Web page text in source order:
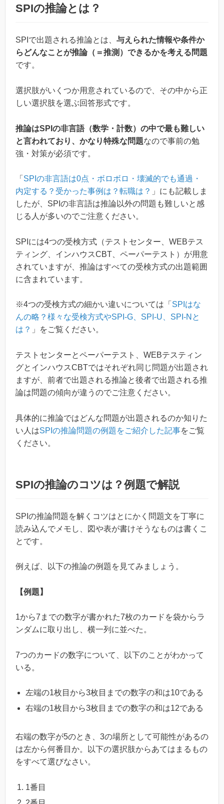
SPIの推論とは？
SPIで出題される推論とは、 与えられた情報や条件か
らどんなことが推論（＝推測）できるかを考える問題
です。
選択肢がいくつか用意されているので、その中から正
しい選択肢を選ぶ回答形式です。
推論はSPIの非言語（数学・計数）の中で最も難しい
と言われており、かなり特殊な問題なので事前の勉
強・対策が必須です。
「 SPIの非言語は0点・ボロボロ・壊滅的でも通過・
内定する？受かった事例は？転職は？ 」にも記載しま
したが、SPIの非言語は推論以外の問題も難しいと感
じる人が多いのでご注意ください。
SPIには4つの受検方式（テストセンター、WEBテス
ティング、インハウスCBT、ペーパーテスト）が用意
されていますが、推論はすべての受検方式の出題範囲
に含まれています。
※4つの受検方式の細かい違いについては「 SPIはな
んの略？様々な受検方式やSPI-G、SPI-U、SPI-Nと
は？ 」をご覧ください。
テストセンターとペーパーテスト、WEBテスティン
グとインハウスCBTではそれぞれ同じ問題が出題され
ますが、前者で出題される推論と後者で出題される推
論は問題の傾向が違うのでご注意ください。
具体的に推論ではどんな問題が出題されるのか知りた
い人はSPIの推論問題の例題をご紹介した記事をご覧
ください。
SPIの推論のコツは？例題で解説
SPIの推論問題を解くコツはとにかく問題文を丁寧に
読み込んでメモし、図や表が書けそうなものは書くこ
とです。
例えば、以下の推論の例題を見てみましょう。
【例題】
1から7までの数字が書かれた7枚のカードを袋からラ
ンダムに取り出し、横一列に並べた。
7つのカードの数字について、以下のことがわかって
いる。
左端の1枚目から3枚目までの数字の和は10である
右端の1枚目から3枚目までの数字の和は12である
右端の数字が5のとき、3の場所として可能性があるの
は左から何番目か。以下の選択肢からあてはまるもの
をすべて選びなさい。
1番目